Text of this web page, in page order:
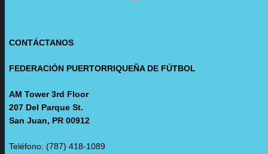
CONTÁCTANOS
FEDERACIÓN PUERTORRIQUEÑA DE FÚTBOL
AM Tower 3rd Floor
207 Del Parque St.
San Juan, PR 00912
Teléfono: (787) 418-1089